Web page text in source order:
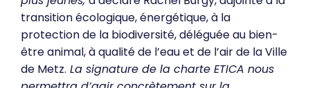
transition écologique, énergétique, à la
protection de la biodiversité, déléguée au bien-
être animal, à qualité de l’eau et de l’air de la Ville
de Metz. La signature de la charte ETICA nous